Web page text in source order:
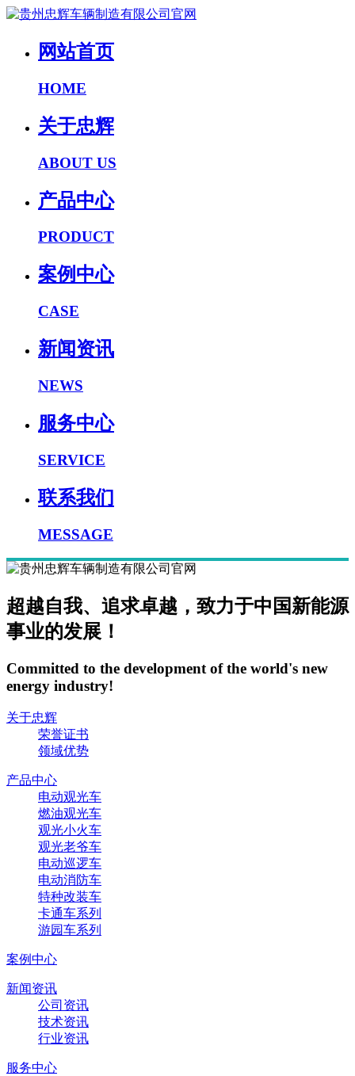
网站首页
HOME
关于忠辉
ABOUT US
产品中心
PRODUCT
案例中心
CASE
新闻资讯
NEWS
服务中心
SERVICE
联系我们
MESSAGE
超越自我、追求卓越，致力于中国新能源
事业的发展！
Committed to the development of the world's new
energy industry!
关于忠辉
荣誉证书
领域优势
产品中心
电动观光车
燃油观光车
观光小火车
观光老爷车
电动巡逻车
电动消防车
特种改装车
卡通车系列
游园车系列
案例中心
新闻资讯
公司资讯
技术资讯
行业资讯
服务中心